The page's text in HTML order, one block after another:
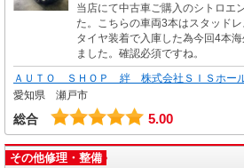
当店にて中古車ご購入のシトロエ
た。こちらの車両3本はスタッド
タイヤ装着で入庫した為今回4本
ました。確認必須ですね。
ＡＵＴＯ ＳＨＯＰ 絆 株式会社ＳＩＳホー
愛知県 瀬戸市
総合 5.00
その他修理・整備